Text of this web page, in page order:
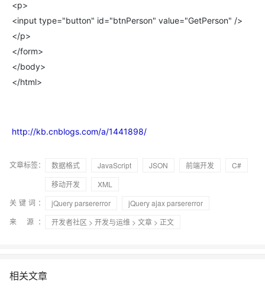
<p>
<input type="button" id="btnPerson" value="GetPerson" />
</p>
</form>
</body>
</html>
http://kb.cnblogs.com/a/1441898/
文章标签： 数据格式 JavaScript JSON 前端开发
C#
移动开发
XML
关键词：
jQuery parsererror
jQuery ajax parsererror
来 源：
开发者社区 > 开发与运维 > 文章 > 正文
相关文章